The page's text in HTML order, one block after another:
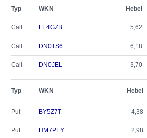
Typ WKN Hebel
Call FE4GZB 5,62
Call DN0TS6 6,18
Call DN0JEL 3,70
Typ WKN Hebel
Put BY5Z7T 4,38
Put HM7PEY 2,98